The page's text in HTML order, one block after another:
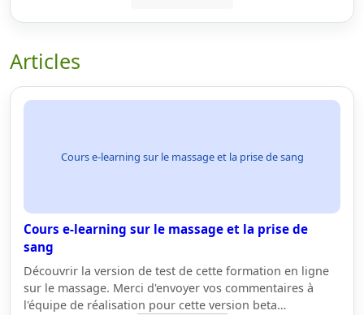
Articles
Cours e-learning sur le massage et la prise de sang
Cours e-learning sur le massage et la prise de
sang
Découvrir la version de test de cette formation en ligne
sur le massage. Merci d'envoyer vos commentaires à
l'équipe de réalisation pour cette version beta…